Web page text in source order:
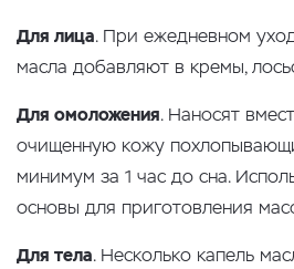
Для лица. При ежедневном
масла добавляют в кремы,
Для омоложения. Наносят
очищенную кожу
минимум за 1 час до сна.
основы для приготовления
Для тела. Несколько капель